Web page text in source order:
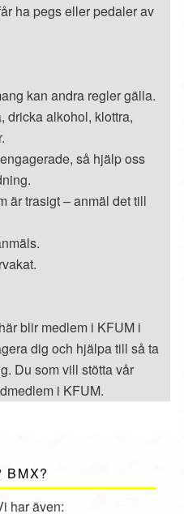
ha pegs eller pedaler av
kan andra regler gälla.
dricka alkohol, klottra,
så hjälp oss
är trasigt – anmäl det till
blir medlem i KFUM i
dig och hjälpa till så ta
Du som vill stötta vår
i KFUM.
BMX?
har även: